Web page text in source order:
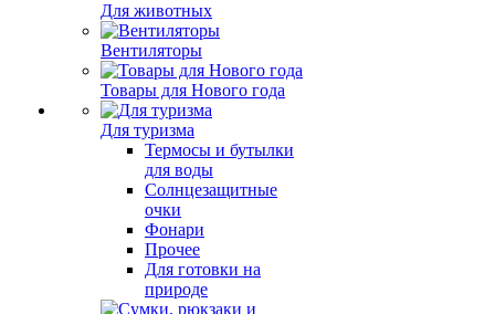
Для животных
Вентиляторы
Товары для Нового года
Для туризма
Термосы и бутылки
для воды
Солнцезащитные
очки
Фонари
Прочее
Для готовки на
природе